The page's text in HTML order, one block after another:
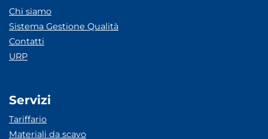
Chi siamo
Sistema Gestione Qualità
Contatti
URP
Servizi
Tariffario
Materiali da scavo